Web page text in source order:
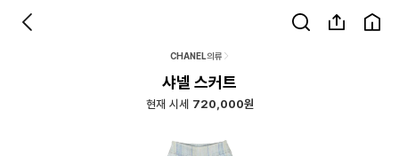
CHANEL의류
샤넬 스커트
현재 시세 720,000원